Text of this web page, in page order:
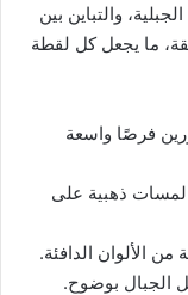
والتباين بين
ما يجعل كل لقطة
فرصًا واسعة
ذهبية على
الألوان الدافئة.
الجبال بوضوح.